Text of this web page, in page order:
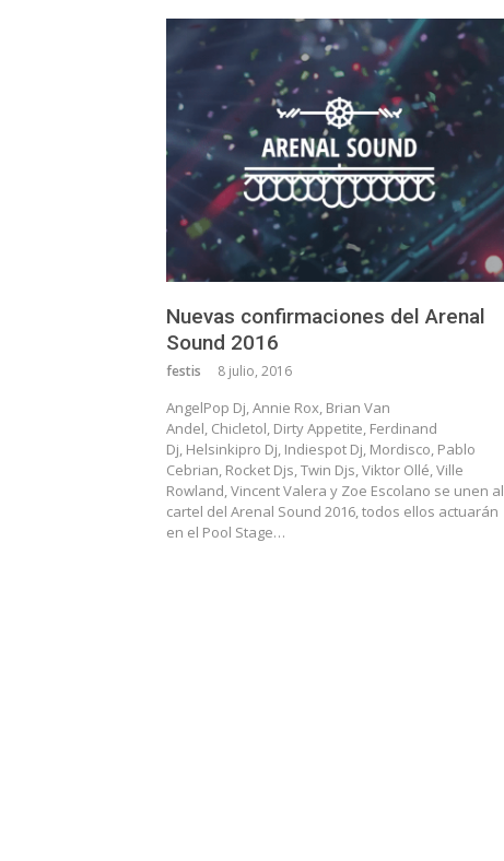
Nuevas confirmaciones del Arenal
Sound 2016
festis 8 julio, 2016
AngelPop Dj, Annie Rox, Brian Van
Andel, Chicletol, Dirty Appetite, Ferdinand
Dj, Helsinkipro Dj, Indiespot Dj, Mordisco, Pablo
Cebrian, Rocket Djs, Twin Djs, Viktor Ollé, Ville
Rowland, Vincent Valera y Zoe Escolano se unen al
cartel del Arenal Sound 2016, todos ellos actuarán
en el Pool Stage…